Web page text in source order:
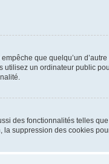
que quelqu’un
utilisez un ordinateur public
des fonctionnalités telles
suppression des cookies